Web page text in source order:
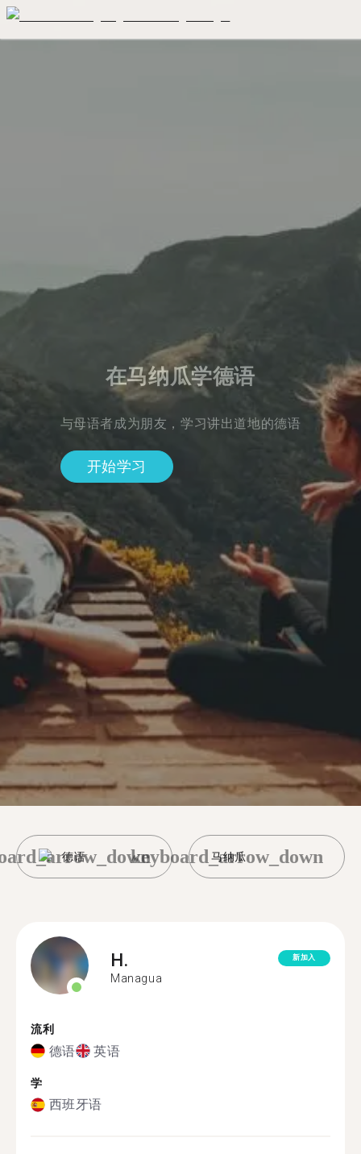
在马纳瓜学德语
与母语者成为朋友，学习讲出道地的德语
开始学习
德语 马纳瓜
keyboard_arrow_down
H.
Managua
新加入
流利
德语 英语
学
西班牙语